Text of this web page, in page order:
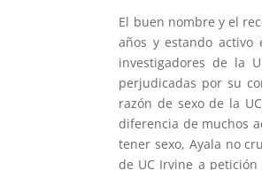
El buen nombre y el
años y estando activo
investigadores de la
perjudicadas por su
razón de sexo de la
diferencia de muchos
tener sexo, Ayala no
de UC Irvine a petición